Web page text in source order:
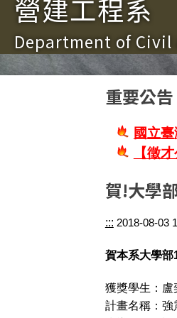
營建工程系
Department of
重要公告
國立
【徵
賀!大學
::: 2018-08-03
賀本系大學部
獲獎學生：盧
計畫名稱：強